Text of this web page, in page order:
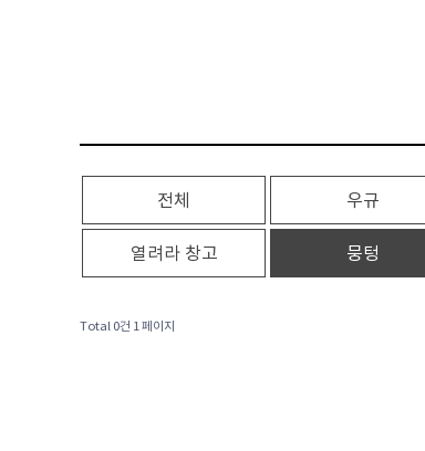
전체 우규
열려라 창고 뭉텅
Total 0건 1 페이지